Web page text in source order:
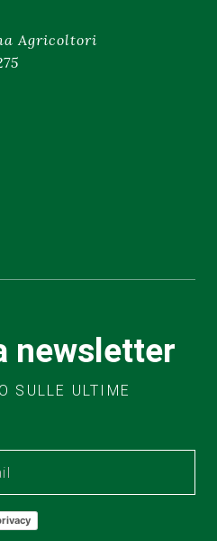
Agricoltori
newsletter
SULLE ULTIME